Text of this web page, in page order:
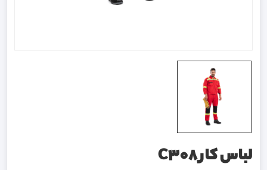
لباس کار C308